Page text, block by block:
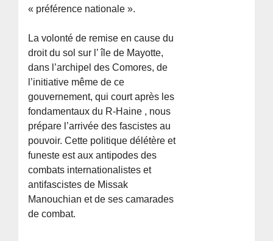
« préférence nationale ».
La volonté de remise en cause du
droit du sol sur l’ île de Mayotte,
dans l’archipel des Comores, de
l’initiative même de ce
gouvernement, qui court après les
fondamentaux du R-Haine , nous
prépare l’arrivée des fascistes au
pouvoir. Cette politique délétère et
funeste est aux antipodes des
combats internationalistes et
antifascistes de Missak
Manouchian et de ses camarades
de combat.